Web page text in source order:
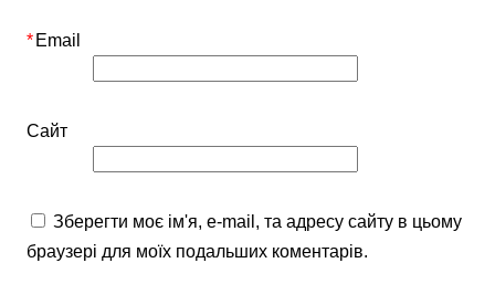
Email
*
Сайт
Зберегти моє ім'я, e-mail, та адресу сайту в цьому
браузері для моїх подальших коментарів.